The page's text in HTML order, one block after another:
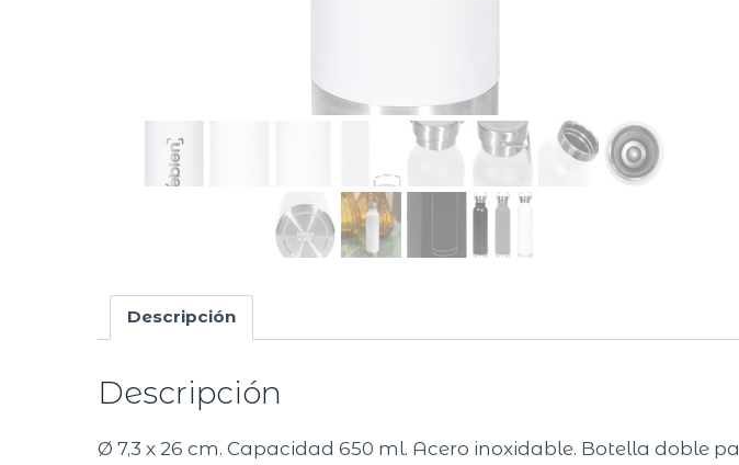
Descripción
Descripción
Ø 7,3 x 26 cm. Capacidad 650 ml. Acero inoxidable. Botella doble